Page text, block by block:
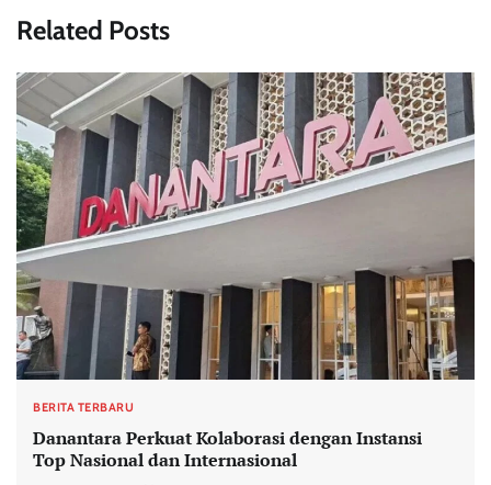
Related Posts
BERITA TERBARU
Danantara Perkuat Kolaborasi dengan Instansi
Top Nasional dan Internasional